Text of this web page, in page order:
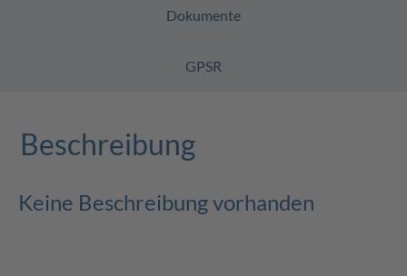
Dokumente
GPSR
Beschreibung
Keine Beschreibung vorhanden